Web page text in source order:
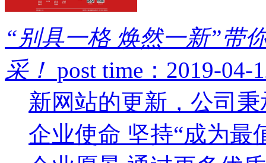
“别具一格 焕然一新”带
采！ post time：2019-04-
新网站的更新，公司
企业使命 坚持“成为最